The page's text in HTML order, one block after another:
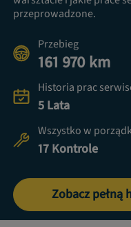
przeprowadzone.
Przebieg
161 970 km
Historia prac
5 Lata
Wszystko w
17 Kontrole
Zobacz pełną